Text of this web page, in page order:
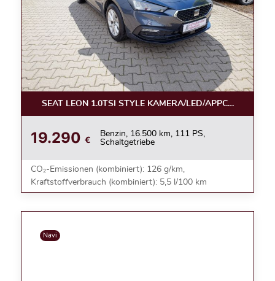
SEAT LEON 1.0TSI STYLE KAMERA/LED/APPC/ACC/
19.290 €
Benzin, 16.500 km, 111 PS,
Schaltgetriebe
CO₂-Emissionen (kombiniert): 126 g/km,
Kraftstoffverbrauch (kombiniert): 5,5 l/100 km
Navi